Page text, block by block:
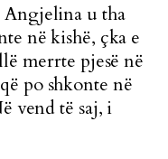
Angjelina u tha
në kishë, çka e
merrte pjesë në
po shkonte në
vend të saj, i